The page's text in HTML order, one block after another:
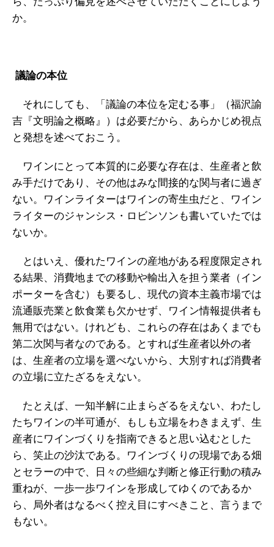
か。
議論の本位
それにしても、「議論の本位を定むる事」（福沢諭
吉『文明論之概略』）は必要だから、あらかじめ視点
と発想を述べておこう。
ワインにとって本質的に必要な存在は、生産者と飲
み手だけであり、その他はみな間接的な関与者に過ぎ
ない。ワインライターはワインの寄生虫だと、ワイン
ライターのジャンシス・ロビンソンも書いていたでは
ないか。
とはいえ、優れたワインの産地がある程度限定され
る結果、消費地までの移動や輸出入を担う業者（イン
ポーターを含む）も要るし、現代の資本主義市場では
流通販売業と飲食業も欠かせず、ワイン情報提供者も
無用ではない。けれども、これらの存在はあくまでも
第二次関与者なのである。とすれば生産者以外の者
は、生産者の立場を選べないから、大別すれば消費者
の立場に立たざるをえない。
たとえば、一知半解に止まらざるをえない、わたし
たちワインの半可通が、もしも立場をわきまえず、生
産者にワインづくりを指南できると思い込むとした
ら、笑止の沙汰である。ワインづくりの現場である畑
とセラーの中で、日々の些細な判断と修正行動の積み
重ねが、一歩一歩ワインを形成してゆくのであるか
ら、局外者はなるべく控え目にすべきこと、言うまで
もない。